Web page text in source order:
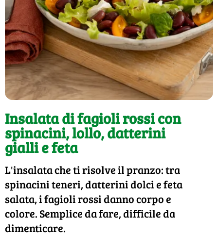
Insalata di fagioli rossi con
spinacini, lollo, datterini
gialli e feta
L'insalata che ti risolve il pranzo: tra
spinacini teneri, datterini dolci e feta
salata, i fagioli rossi danno corpo e
colore. Semplice da fare, difficile da
dimenticare.